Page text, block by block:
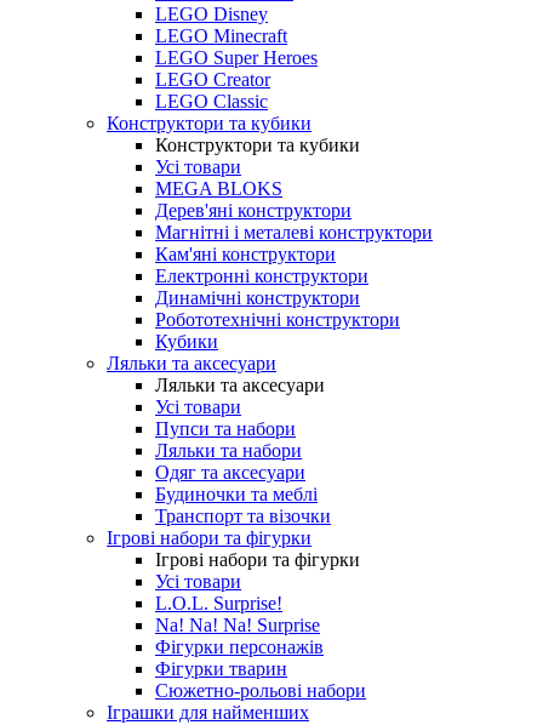
LEGO Disney
LEGO Minecraft
LEGO Super Heroes
LEGO Creator
LEGO Classic
Конструктори та кубики
Конструктори та кубики
Усі товари
MEGA BLOKS
Дерев'яні конструктори
Магнітні і металеві конструктори
Кам'яні конструктори
Електронні конструктори
Динамічні конструктори
Робототехнічні конструктори
Кубики
Ляльки та аксесуари
Ляльки та аксесуари
Усі товари
Пупси та набори
Ляльки та набори
Одяг та аксесуари
Будиночки та меблі
Транспорт та візочки
Ігрові набори та фігурки
Ігрові набори та фігурки
Усі товари
L.O.L. Surprise!
Na! Na! Na! Surprise
Фігурки персонажів
Фігурки тварин
Сюжетно-рольові набори
Іграшки для найменших